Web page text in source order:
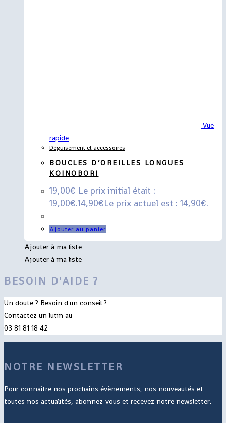
Vue
rapide
Déguisement et accessoires
BOUCLES D’OREILLES LONGUES
KOINOBORI
19,00€ Le prix initial était :
19,00€.14,90€Le prix actuel est : 14,90€.
Ajouter au panier
Ajouter à ma liste
Ajouter à ma liste
BESOIN D'AIDE ?
Un doute ? Besoin d'un conseil ?
Contactez un lutin au
03 81 81 18 42
NOTRE NEWSLETTER
Pour connaître nos prochains évènements, nos nouveautés et
toutes nos actualités, abonnez-vous et recevez notre newsletter.